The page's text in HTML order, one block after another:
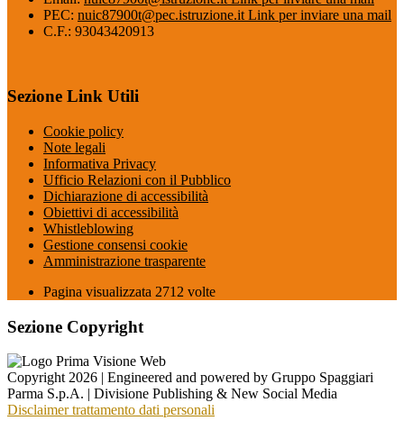
PEC: nuic87900t@pec.istruzione.it Link per inviare una mail
C.F.: 93043420913
Sezione Link Utili
Cookie policy
Note legali
Informativa Privacy
Ufficio Relazioni con il Pubblico
Dichiarazione di accessibilità
Obiettivi di accessibilità
Whistleblowing
Gestione consensi cookie
Amministrazione trasparente
Pagina visualizzata 2712 volte
Sezione Copyright
Copyright 2026 | Engineered and powered by Gruppo Spaggiari
Parma S.p.A. | Divisione Publishing & New Social Media
Disclaimer trattamento dati personali